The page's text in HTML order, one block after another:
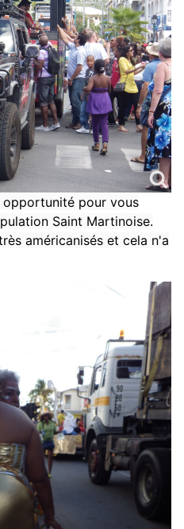
opportunité pour vous
Saint Martinoise.
américanisés et cela n'a